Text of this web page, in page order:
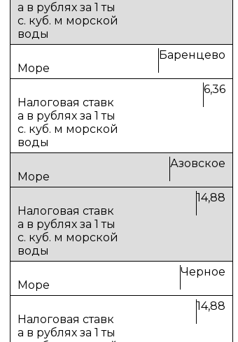
Баренцево
6,36
Азовское
14,88
Черное
14,88